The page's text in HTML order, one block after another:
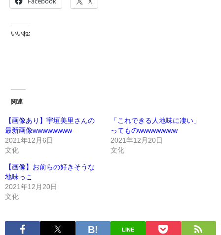
いいね:
関連
【画像あり】宇垣美里さんの
最新画像wwwwwwww
2021年12月6日
文化
「これできる人地味に凄い」
ってものwwwwwwww
2021年12月20日
文化
【画像】お前らの好きそうな
地味っこ
2021年12月20日
文化
LINE